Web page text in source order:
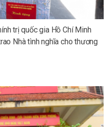
trị quốc gia Hồ Chí Minh
Nhà tình nghĩa cho thương